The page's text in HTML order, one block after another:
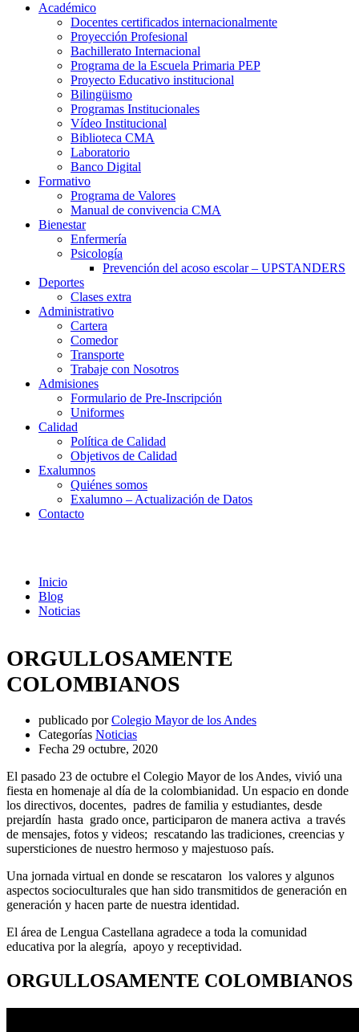
Académico
Docentes certificados internacionalmente
Proyección Profesional
Bachillerato Internacional
Programa de la Escuela Primaria PEP
Proyecto Educativo institucional
Bilingüismo
Programas Institucionales
Vídeo Institucional
Biblioteca CMA
Laboratorio
Banco Digital
Formativo
Programa de Valores
Manual de convivencia CMA
Bienestar
Enfermería
Psicología
Prevención del acoso escolar – UPSTANDERS
Deportes
Clases extra
Administrativo
Cartera
Comedor
Transporte
Trabaje con Nosotros
Admisiones
Formulario de Pre-Inscripción
Uniformes
Calidad
Política de Calidad
Objetivos de Calidad
Exalumnos
Quiénes somos
Exalumno – Actualización de Datos
Contacto
Inicio
Blog
Noticias
ORGULLOSAMENTE
COLOMBIANOS
publicado por Colegio Mayor de los Andes
Categorías Noticias
Fecha 29 octubre, 2020
El pasado 23 de octubre el Colegio Mayor de los Andes, vivió una
fiesta en homenaje al día de la colombianidad. Un espacio en donde
los directivos, docentes, padres de familia y estudiantes, desde
prejardín hasta grado once, participaron de manera activa a través
de mensajes, fotos y videos; rescatando las tradiciones, creencias y
supersticiones de nuestro hermoso y majestuoso país.
Una jornada virtual en donde se rescataron los valores y algunos
aspectos socioculturales que han sido transmitidos de generación en
generación y hacen parte de nuestra identidad.
El área de Lengua Castellana agradece a toda la comunidad
educativa por la alegría, apoyo y receptividad.
ORGULLOSAMENTE COLOMBIANOS